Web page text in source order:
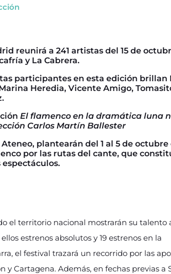
reunirá a 241 artistas del 15 de
y La Cabrera.
participantes en esta edición brillan
Heredia, Vicente Amigo,
El flamenco en la dramática luna
Carlos Martín Ballester
plantearán del 1 al 5 de octubre
por las rutas del cante, que
el territorio nacional mostrarán su talento
estrenos absolutos y 19 estrenos en la
el festival trazará un recorrido por las
y Cartagena. Además, en fechas previas a